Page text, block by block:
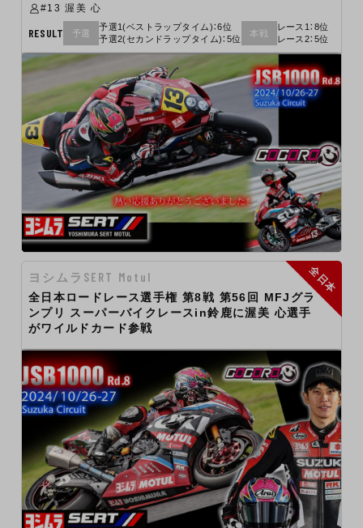
#13 渥美 心
RESULT 予選
予選1(ベストラップタイム)：6位
予選2(セカンドラップタイム)：5位
本戦
レース1：8位
レース2：5位
ヨシムラSERT Motul
全日本ロードレース選手権 第8戦 第56回 MFJグラ
ンプリ スーパーバイクレースin鈴鹿に渥美 心選手
がワイルドカード参戦
全日本